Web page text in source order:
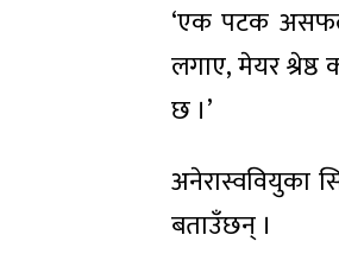
‘एक पटक
लगाए, मेयर
छ ।’
अनेरास्ववियुका
बताउँछन् ।